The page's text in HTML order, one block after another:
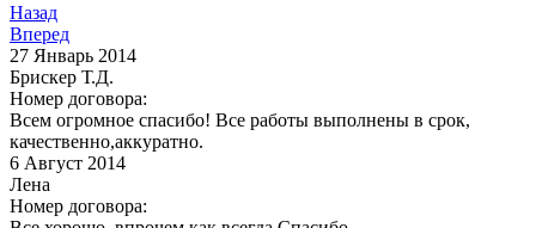
Назад
Вперед
27 Январь 2014
Брискер Т.Д.
Номер договора:
Всем огромное спасибо! Все работы выполнены в срок,
качественно,аккуратно.
6 Август 2014
Лена
Номер договора: